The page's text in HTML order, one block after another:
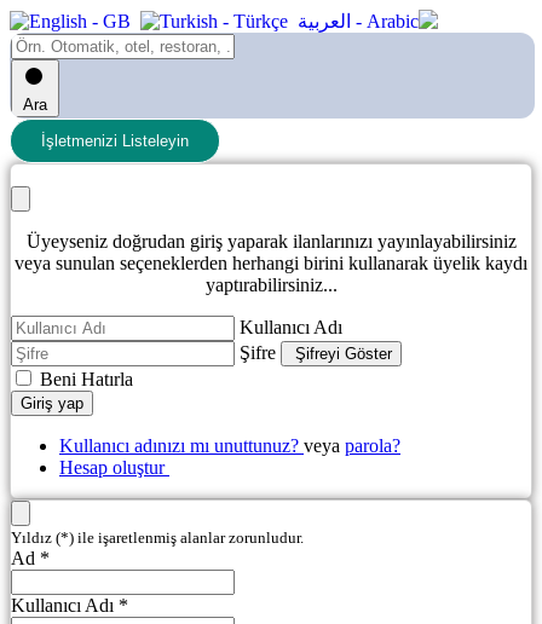
Ara
İşletmenizi Listeleyin
Üyeyseniz doğrudan giriş yaparak ilanlarınızı yayınlayabilirsiniz
veya sunulan seçeneklerden herhangi birini kullanarak üyelik kaydı
yaptırabilirsiniz...
Kullanıcı Adı
Şifre
Şifreyi Göster
Beni Hatırla
Giriş yap
Kullanıcı adınızı mı unuttunuz? veya parola?
Hesap oluştur
Yıldız (*) ile işaretlenmiş alanlar zorunludur.
Ad *
Kullanıcı Adı *